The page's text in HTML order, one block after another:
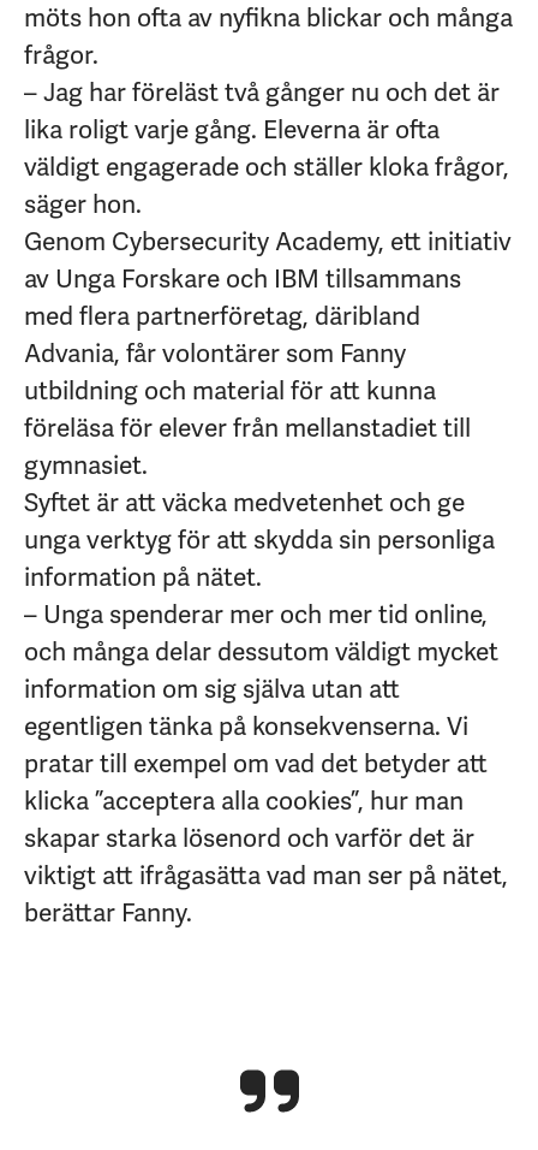
möts hon ofta av nyfikna blickar och många
frågor.
– Jag har föreläst två gånger nu och det är
lika roligt varje gång. Eleverna är ofta
väldigt engagerade och ställer kloka frågor,
säger hon.
Genom Cybersecurity Academy, ett initiativ
av Unga Forskare och IBM tillsammans
med flera partnerföretag, däribland
Advania, får volontärer som Fanny
utbildning och material för att kunna
föreläsa för elever från mellanstadiet till
gymnasiet.
Syftet är att väcka medvetenhet och ge
unga verktyg för att skydda sin personliga
information på nätet.
– Unga spenderar mer och mer tid online,
och många delar dessutom väldigt mycket
information om sig själva utan att
egentligen tänka på konsekvenserna. Vi
pratar till exempel om vad det betyder att
klicka ”acceptera alla cookies”, hur man
skapar starka lösenord och varför det är
viktigt att ifrågasätta vad man ser på nätet,
berättar Fanny.